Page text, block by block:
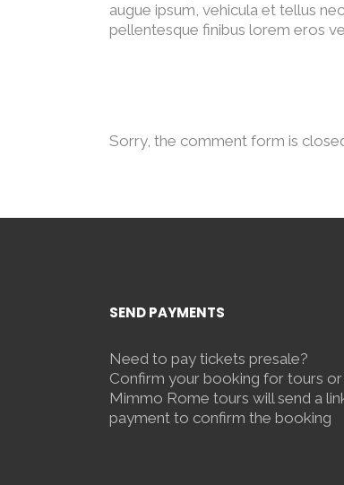
augue ipsum, vehicula et tellus
pellentesque finibus lorem eros
Sorry, the comment form is
SEND PAYMENTS
Need to pay tickets presale?
Confirm your booking for tours or
Mimmo Rome tours will send a
payment to confirm the booking